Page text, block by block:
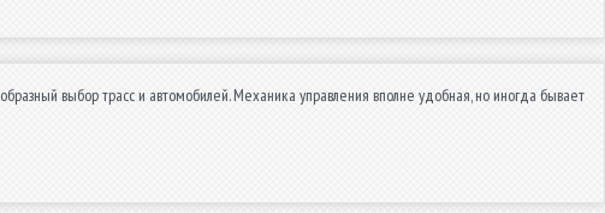
выбор трасс и автомобилей. Механика управления вполне удобная, но иногда бывает